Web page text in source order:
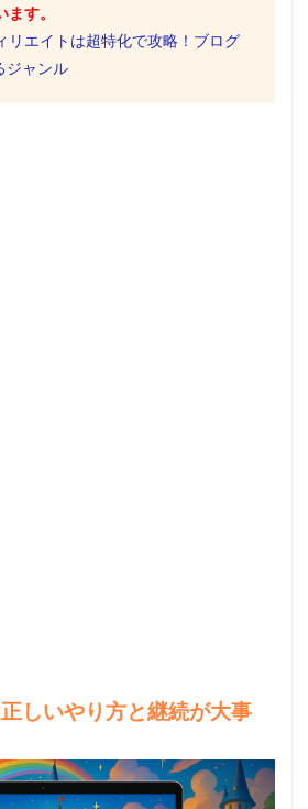
す。
リエイトは超特化で攻略！ブログ
ジャンル
しいやり方と継続が大事